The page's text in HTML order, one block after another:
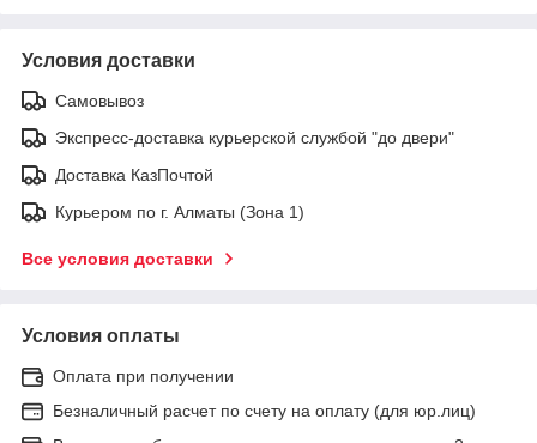
Условия доставки
Самовывоз
Экспресс-доставка курьерской службой "до двери"
Доставка КазПочтой
Курьером по г. Алматы (Зона 1)
Все условия доставки
Условия оплаты
Оплата при получении
Безналичный расчет по счету на оплату (для юр.лиц)